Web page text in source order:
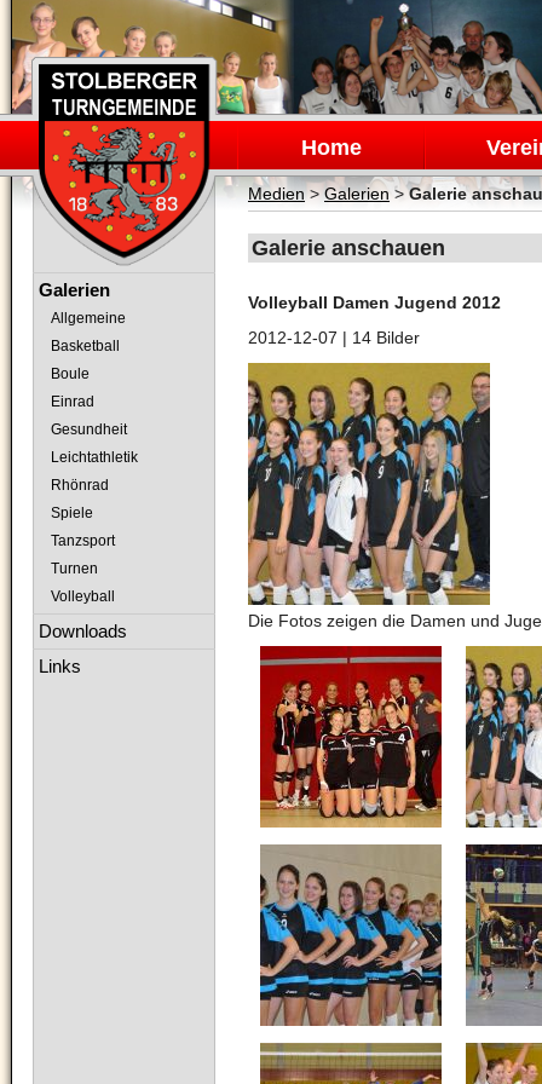
Navigation
überspringen
Home
Medien>Galerien >Galerie
Galerie anschauen
Volleyball Damen Jugend 2012
2012-12-07 | 14 Bilder
Die Fotos zeigen die Damen und
Navigation
Galerien
Allgemeine
Basketball
Boule
Einrad
Gesundheit
Leichtathletik
Rhönrad
Spiele
Tanzsport
Turnen
Volleyball
Downloads
Links